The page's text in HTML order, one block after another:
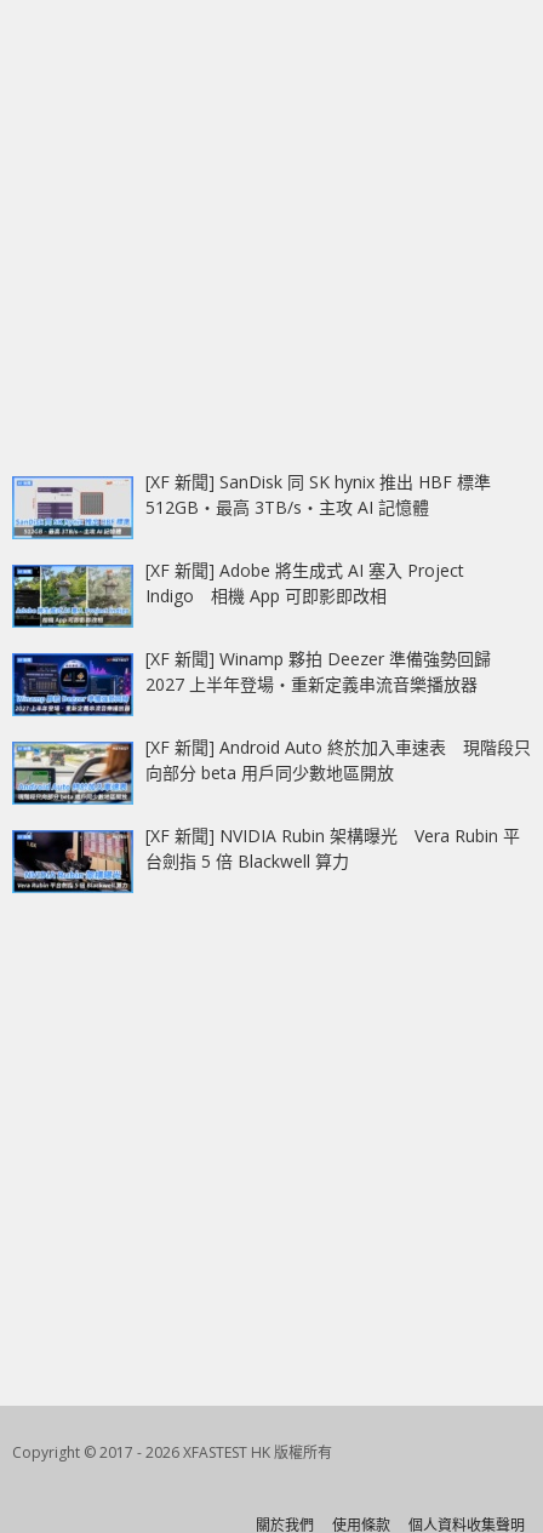
[XF 新聞] SanDisk 同 SK hynix 推出 HBF 標準
512GB‧最高 3TB/s‧主攻 AI 記憶體
[XF 新聞] Adobe 將生成式 AI 塞入 Project
Indigo 相機 App 可即影即改相
[XF 新聞] Winamp 夥拍 Deezer 準備強勢回歸
2027 上半年登場‧重新定義串流音樂播放器
[XF 新聞] Android Auto 終於加入車速表 現階段只
向部分 beta 用戶同少數地區開放
[XF 新聞] NVIDIA Rubin 架構曝光 Vera Rubin 平
台劍指 5 倍 Blackwell 算力
Copyright © 2017 - 2026 XFASTEST HK 版權所有
關於我們 使用條款 個人資料收集聲明